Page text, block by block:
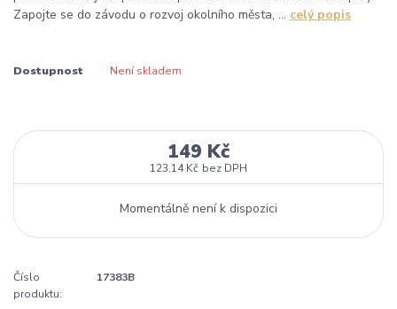
Zapojte se do závodu o rozvoj okolního města, ... celý popis
Dostupnost Není skladem
149 Kč
123,14 Kč bez DPH
Momentálně není k dispozici
Číslo
produktu:
17383B